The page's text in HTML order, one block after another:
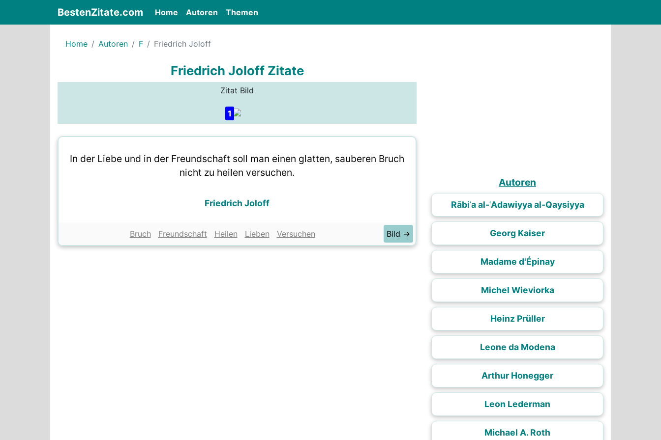
BestenZitate.com Home (current)
Autoren Themen
Home Autoren F Friedrich Joloff
Friedrich Joloff Zitate
Zitat Bild
1
In der Liebe und in der Freundschaft soll man einen glatten, sauberen Bruch
nicht zu heilen versuchen.
Friedrich Joloff
Bruch Freundschaft Heilen Lieben Versuchen Bild →
Autoren
Rābiʿa al-ʿAdawiyya al-Qaysiyya
Georg Kaiser
Madame d'Épinay
Michel Wieviorka
Heinz Prüller
Leone da Modena
Arthur Honegger
Leon Lederman
Michael A. Roth